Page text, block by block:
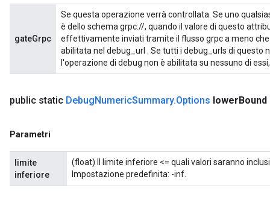
gateGrpc
Se questa operazione verrà controllata. Se uno
è dello schema grpc://, quando il valore di questo
effettivamente inviati tramite il flusso grpc a meno
abilitata nel debug_url . Se tutti i debug_urls di questo
l'operazione di debug non è abilitata su nessuno di
public static DebugNumericSummary.Options lowerBound
Parametri
limite
inferiore
(float) Il limite inferiore <= quali valori saranno
Impostazione predefinita: -inf.